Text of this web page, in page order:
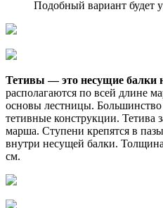
Подобный вариант будет
Тетивы — это несущие балки
располагаются по всей длине
основы лестницы.
тетивные конструкции. Тетива
марша. Ступени крепятся в
внутри несущей балки.
см.